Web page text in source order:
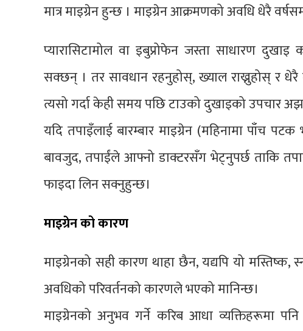
मात्र माइग्रेन हुन्छ । माइग्रेन आक्रमणको अवधि धेरै
प्यारासिटामोल वा इबुप्रोफेन जस्ता साधारण
सक्छन् । तर सावधान रहनुहोस्, ख्याल राख्नुहोस् र
त्यसो गर्दा केही समय पछि टाउको दुखाइको उपचार
यदि तपाइँलाई बारम्बार माइग्रेन (महिनामा पाँच
बावजुद, तपाईंले आफ्नो डाक्टरसँग भेट्नुपर्छ ताकि
फाइदा लिन सक्नुहुन्छ।
माइग्रेन को कारण
माइग्रेनको सही कारण थाहा छैन, यद्यपि यो
अवधिको परिवर्तनको कारणले भएको मानिन्छ।
माइग्रेनको अनुभव गर्ने करिब आधा व्यक्तिहरूमा